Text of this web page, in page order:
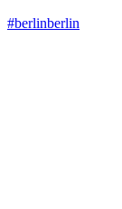
#berlinberlin